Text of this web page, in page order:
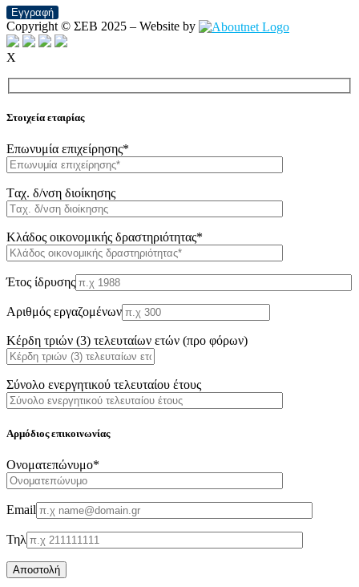
Εγγραφή
Copyright © ΣΕΒ 2025 – Website by
X
Στοιχεία εταιρίας
Επωνυμία επιχείρησης*
Tαχ. δ/νση διοίκησης
Κλάδος οικονομικής δραστηριότητας*
Έτος ίδρυσης
Αριθμός εργαζομένων
Κέρδη τριών (3) τελευταίων ετών (προ φόρων)
Σύνολο ενεργητικού τελευταίου έτους
Αρμόδιος επικοινωνίας
Oνοματεπώνυμο*
Email
Τηλ